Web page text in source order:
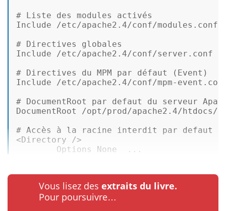
# Liste des modules activés
Include /etc/apache2.4/conf/
# Directives globales
Include /etc/apache2.4/conf/server.conf
# Directives du MPM par défaut (Event)
Include /etc/apache2.4/conf/mpm-
# DocumentRoot par defaut du serveur
DocumentRoot /opt/prod/apache2.4/
# Accès à la racine interdit par defaut
<Directory />
Options None  ...
Vous lisez des extraits du livre.
Pour poursuivre…